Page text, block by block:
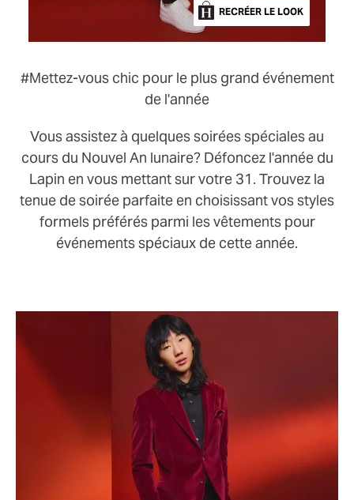
RECRÉER LE LOOK
#Mettez-vous chic pour le plus grand événement
de l'année
Vous assistez à quelques soirées spéciales au
cours du Nouvel An lunaire? Défoncez l'année du
Lapin en vous mettant sur votre 31. Trouvez la
tenue de soirée parfaite en choisissant vos styles
formels préférés parmi les vêtements pour
événements spéciaux de cette année.